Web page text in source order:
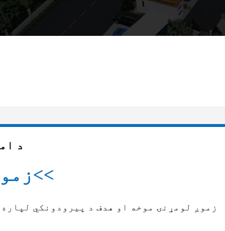
د
>> زموږ ماموریت<<
زموږ لومړنۍ موخه او هدف د پیرودونکي